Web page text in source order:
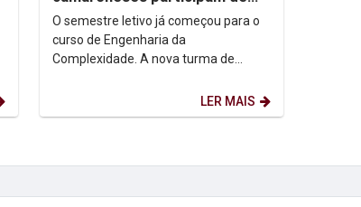
acolhida
O semestre letivo já começou para o
curso de Engenharia da
Complexidade. A nova turma de
franceses das cidades de Paris,...
LER MAIS